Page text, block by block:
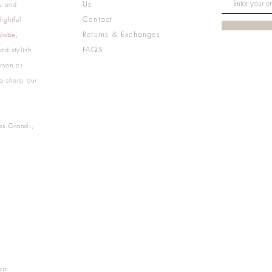
and
stylish
or
share our
Grandi,
Us
Contact
Returns & Exchanges
FAQS